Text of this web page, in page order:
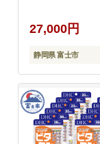
27,000円
静岡県 富士市